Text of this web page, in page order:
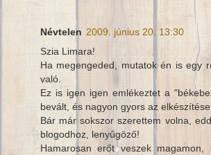
Névtelen 2009. június 20. 13:30
Szia Limara!
Ha megengeded, mutatok én is egy
való.
Ez is igen igen emlékeztet a
bevált, és nagyon gyors az elkészítése.
Bár már sokszor szerettem volna,
blogodhoz, lenyűgöző!
Hamarosan erőt veszek